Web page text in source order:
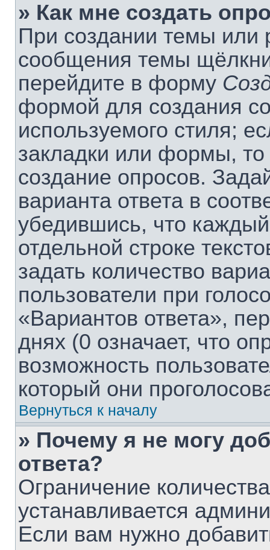
» Как мне создать
При создании темы или
сообщения темы
перейдите в форму
формой для создания
используемого стиля;
закладки или формы,
создание опросов.
варианта ответа в
убедившись, что
отдельной строке
задать количество
пользователи при
«Вариантов ответа»,
днях (0 означает, что
возможность
который они
Вернуться к началу
» Почему я не могу
ответа?
Ограничение
устанавливается
Если вам нужно